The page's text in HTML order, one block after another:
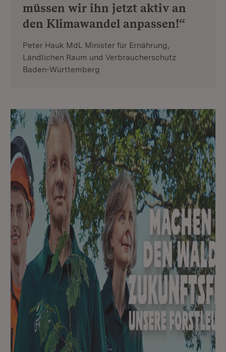
müssen wir ihn jetzt aktiv an
den Klimawandel anpassen!“
Peter Hauk MdL Minister für Ernährung,
Ländlichen Raum und Verbraucherschutz
Baden-Württemberg